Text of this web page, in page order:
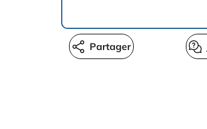
Partager